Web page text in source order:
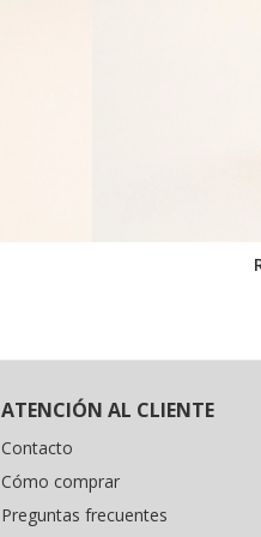
ATENCIÓN AL CLIENTE
Contacto
Cómo comprar
Preguntas frecuentes